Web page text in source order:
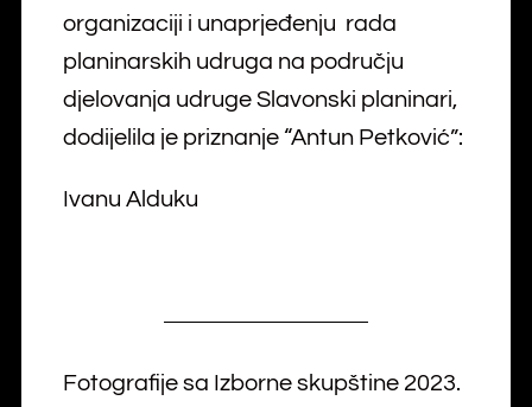
organizaciji i unaprjeđenju rada
planinarskih udruga na području
djelovanja udruge Slavonski planinari,
dodijelila je priznanje “Antun Petković”:
Ivanu Alduku
Fotografije sa Izborne skupštine 2023.